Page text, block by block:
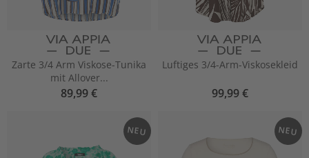
Zarte 3/4 Arm Viskose-Tunika
mit Allover...
89,99 €
Luftiges 3/4-Arm-Viskosekleid
99,99 €
NEU NEU